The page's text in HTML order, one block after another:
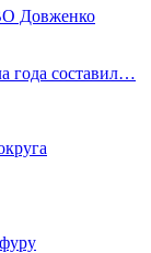
Довженко
года составил…